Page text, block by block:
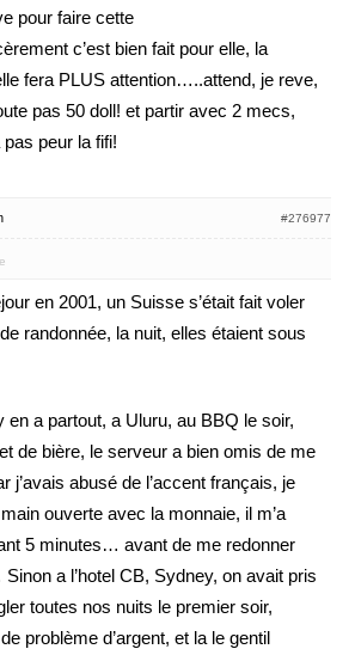
pour faire cette
c’est bien fait pour elle, la
fera PLUS attention…..attend, je reve,
pas 50 doll! et partir avec 2 mecs,
pas peur la fifi!
#276977
en 2001, un Suisse s’était fait voler
randonnée, la nuit, elles étaient sous
en a partout, a Uluru, au BBQ le soir,
de bière, le serveur a bien omis de me
j’avais abusé de l’accent français, je
ouverte avec la monnaie, il m’a
5 minutes… avant de me redonner
a l’hotel CB, Sydney, on avait pris
toutes nos nuits le premier soir,
problème d’argent, et la le gentil